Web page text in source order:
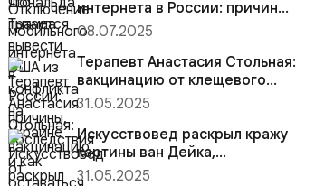
интернета в России: причины,
последствия и как остават...
08.07.2025
Терапевт Анастасия Стольная:
вакцинацию от клещевого
энцефалита проводят в н...
31.05.2025
Искусствовед раскрыл кражу
картины ван Дейка,
совершенную в 1951 году
31.05.2025